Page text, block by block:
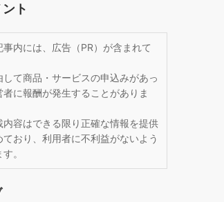
ト
事内には、広告（PR）が含まれて
して商品・サービスの申込みがあっ
者に報酬が発生することがありま
内容はできる限り正確な情報を提供
おり、利用者に不利益がないよう
。